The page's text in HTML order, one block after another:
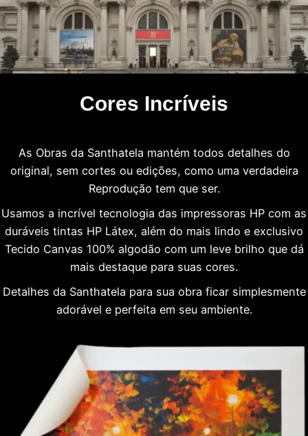
Cores Incríveis
As Obras da Santhatela mantém todos detalhes do
original, sem cortes ou edições, como uma verdadeira
Reprodução tem que ser.
Usamos a incrível tecnologia das impressoras HP com as
duráveis tintas HP Látex, além do mais lindo e exclusivo
Tecido Canvas 100% algodão com um leve brilho que dá
mais destaque para suas cores.
Detalhes da Santhatela para sua obra ficar simplesmente
adorável e perfeita em seu ambiente.